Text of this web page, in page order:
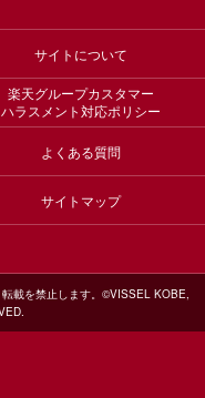
サイトについて
楽天グループカスタマー
ハラスメント対応ポリシー
よくある質問
サイトマップ
載を禁止します。©VISSEL KOBE,